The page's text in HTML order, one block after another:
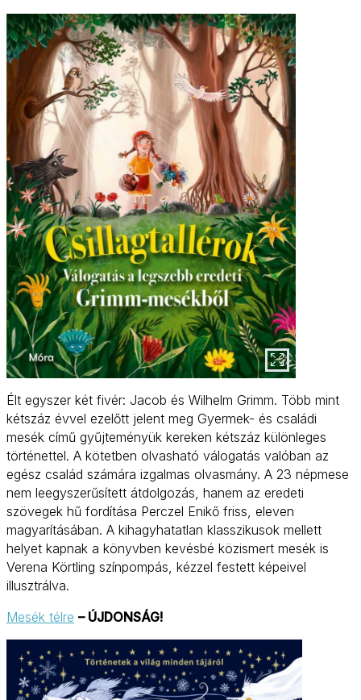
Élt egyszer két fivér: Jacob és Wilhelm Grimm. Több mint
kétszáz évvel ezelőtt jelent meg Gyermek- és családi
mesék című gyűjteményük kereken kétszáz különleges
történettel. A kötetben olvasható válogatás valóban az
egész család számára izgalmas olvasmány. A 23 népmese
nem leegyszerűsített átdolgozás, hanem az eredeti
szövegek hű fordítása Perczel Enikő friss, eleven
magyarításában. A kihagyhatatlan klasszikusok mellett
helyet kapnak a könyvben kevésbé közismert mesék is
Verena Körtling színpompás, kézzel festett képeivel
illusztrálva.
Mesék télre – ÚJDONSÁG!